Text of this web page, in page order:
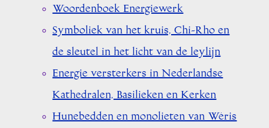
Woordenboek Energiewerk
Symboliek van het kruis, Chi-Rho en
de sleutel in het licht van de leylijn
Energie versterkers in Nederlandse
Kathedralen, Basilieken en Kerken
Hunebedden en monolieten van Wéris